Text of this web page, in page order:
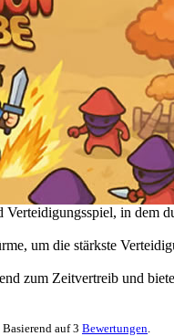
in dem
um die stärkste
zum Zeitvertreib und
Basierend auf3 Bewertungen